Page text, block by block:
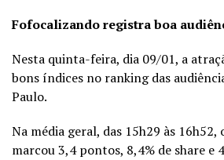
Fofocalizando registra boa
Nesta quinta-feira, dia 09/01, a
bons índices no ranking das
Paulo.
Na média geral, das 15h29 às 16h52,
marcou 3,4 pontos, 8,4% de share e